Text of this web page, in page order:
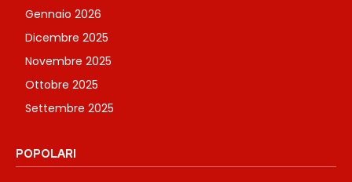
Gennaio 2026
Dicembre 2025
Novembre 2025
Ottobre 2025
Settembre 2025
POPOLARI